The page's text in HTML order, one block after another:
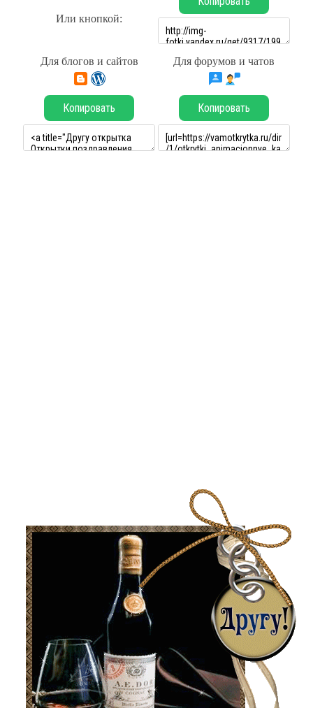
Или кнопкой:
Для блогов и сайтов Для форумов и чатов
Копировать Копировать